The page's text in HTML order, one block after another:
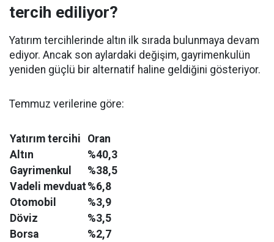
tercih ediliyor?
Yatırım tercihlerinde altın ilk sırada bulunmaya devam
ediyor. Ancak son aylardaki değişim, gayrimenkulün
yeniden güçlü bir alternatif haline geldiğini gösteriyor.
Temmuz verilerine göre:
Yatırım tercihi
Oran
Altın
%40,3
Gayrimenkul
%38,5
Vadeli mevduat%6,8
Otomobil
%3,9
Döviz
%3,5
Borsa
%2,7